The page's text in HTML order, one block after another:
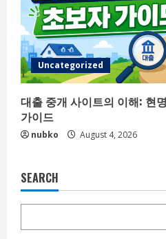
Uncategorized
대출 중개 사이트의 이해: 현
가이드
nubko August 4, 2026
SEARCH